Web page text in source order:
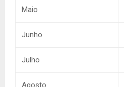
Maio
Junho
Julho
Agosto